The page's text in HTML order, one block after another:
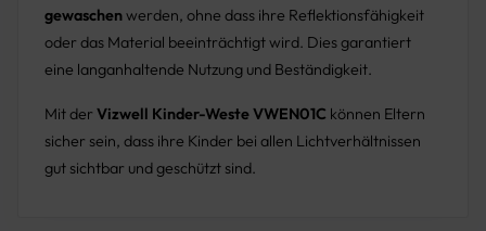
gewaschenwerden, ohne dass ihre Reflektionsfähigkeit
oder das Material beeinträchtigt wird. Dies garantiert
eine langanhaltende Nutzung und Beständigkeit.
Mit der Vizwell Kinder-Weste VWEN01C können Eltern
sicher sein, dass ihre Kinder bei allen Lichtverhältnissen
gut sichtbar und geschützt sind.